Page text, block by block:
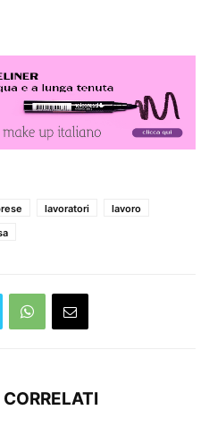
lavoratori
lavoro